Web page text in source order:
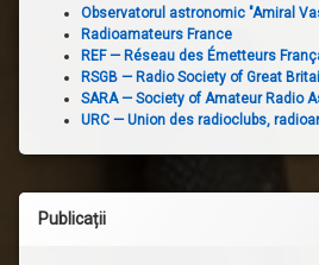
Observatorul astronomic "Amiral
Radioamateurs France
REF — Réseau des Émetteurs
RSGB — Radio Society of Great
SARA — Society of Amateur Radio
URC — Union des radioclubs,
Publicații